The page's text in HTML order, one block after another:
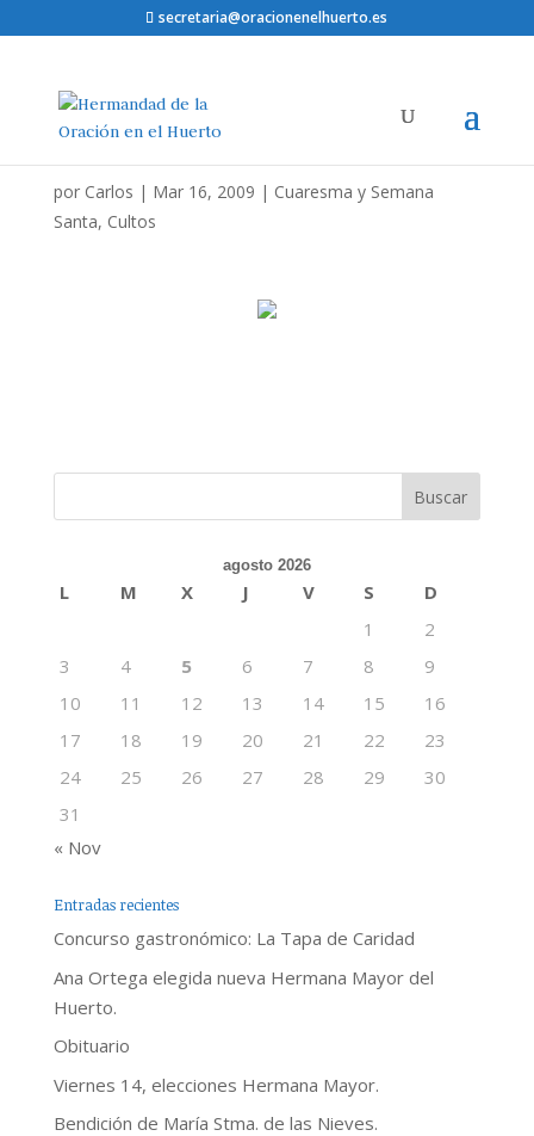
secretaria@oracionenelhuerto.es
por Carlos | Mar 16, 2009 | Cuaresma y Semana
Santa, Cultos
agosto 2026
L M X J V S
D
1
2
3
4 5 6 7 8
9
10
11 12 13 14 15
16
17
18 19 20 21 22
23
24
25 26 27 28 29
30
31
« Nov
Entradas recientes
Concurso gastronómico: La Tapa de Caridad
Ana Ortega elegida nueva Hermana Mayor del
Huerto.
Obituario
Viernes 14, elecciones Hermana Mayor.
Bendición de María Stma. de las Nieves.